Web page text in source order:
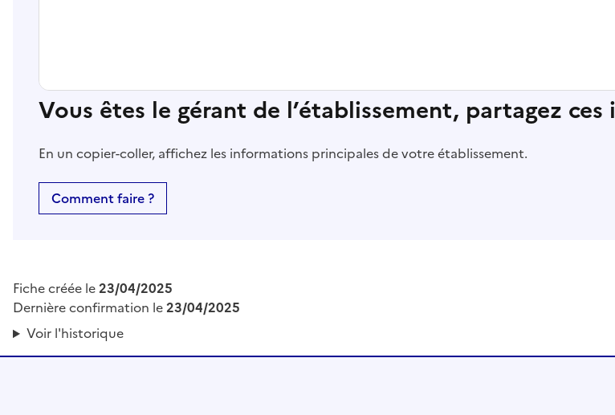
Vous êtes le gérant de l’établissement, partagez
En un copier-coller, affichez les informations principales de votre établissement.
Comment faire ?
Fiche créée le23/04/2025
Dernière confirmation le23/04/2025
Voir l'historique